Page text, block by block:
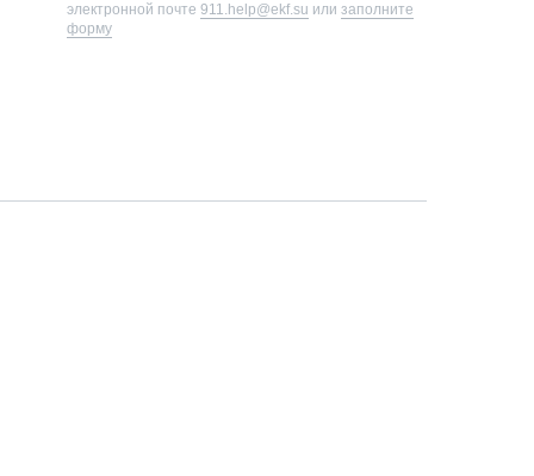
электронной почте 911.help@ekf.su или заполните
форму